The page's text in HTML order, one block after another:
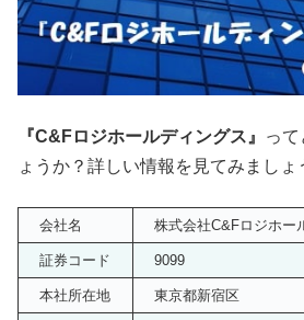
『C&Fロジホールディングス』
っ
ょうか？詳しい情報を見てみましょ
会社名 株式会社C&Fロジホー
証券コード 9099
本社所在地 東京都新宿区